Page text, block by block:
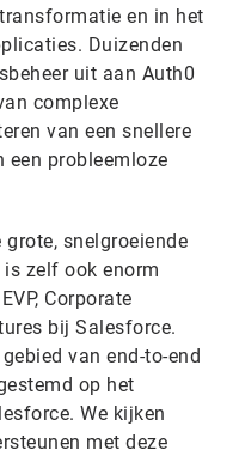
en in het
Duizenden
uit aan Auth0
complexe
van een snellere
een probleemloze
snelgroeiende
zelf ook enorm
Corporate
bij Salesforce.
van end-to-end
op het
We kijken
met deze